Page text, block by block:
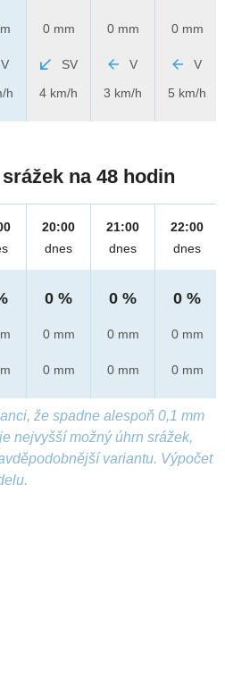
V
h
0 mm
SV
4 km/h
0 mm
V
3 km/h
0 mm
V
5 km/h
na 48 hodin
20:00
dnes
0 %
0 mm
0 mm
21:00
dnes
0 %
0 mm
0 mm
22:00
dnes
0 %
0 mm
0 mm
že spadne alespoň 0,1 mm
nejvyšší možný úhrn srážek,
variantu. Výpočet